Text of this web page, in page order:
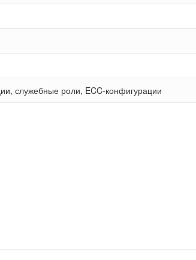
служебные роли, ECC-конфигурации